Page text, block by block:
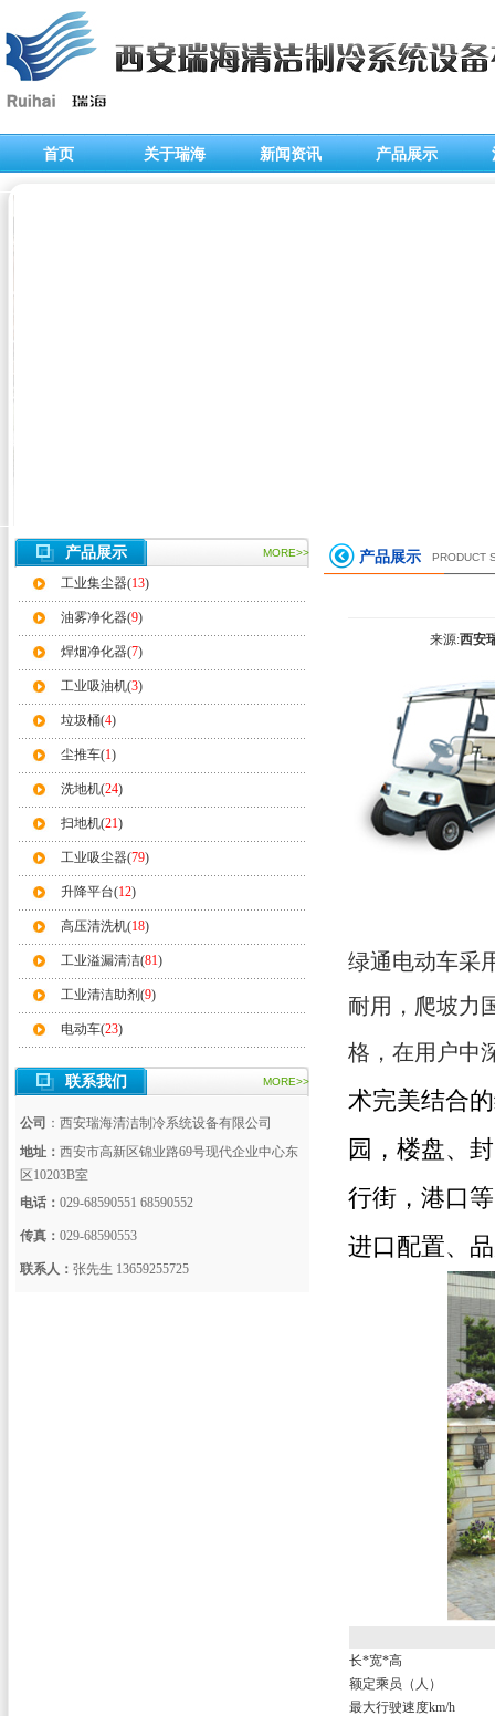
首页 关于瑞海 新闻资讯 产品展示
产品展示 MORE>>
工业集尘器(13)
油雾净化器(9)
焊烟净化器(7)
工业吸油机(3)
垃圾桶(4)
尘推车(1)
洗地机(24)
扫地机(21)
工业吸尘器(79)
升降平台(12)
高压清洗机(18)
工业溢漏清洁(81)
工业清洁助剂(9)
电动车(23)
联系我们 MORE>>
公司 ：西安瑞海清洁制冷系统设备有限公司
地址： 西安市高新区锦业路69号现代企业中心东
区10203B室
电话： 029-68590551 68590552
传真： 029-68590553
联系人： 张先生 13659255725
产品展示 PRODUCT
来源:西安
绿通电动车采
耐用，爬坡力
格，在用户中
术完美结合
园，楼盘、
行街，港口
进口配置、
长*宽*高
额定乘员（人）
最大行驶速度km/h